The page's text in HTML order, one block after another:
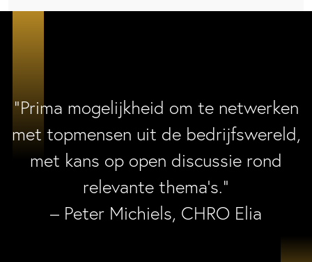
“Prima mogelijkheid om te netwerken
met topmensen uit de bedrijfswereld,
met kans op open discussie rond
relevante thema’s.”
– Peter Michiels, CHRO Elia